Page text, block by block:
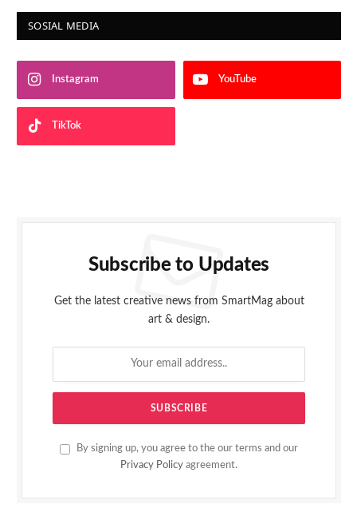
SOSIAL MEDIA
Instagram YouTube
TikTok
Subscribe to Updates
Get the latest creative news from SmartMag about
art & design.
By signing up, you agree to the our terms and our
Privacy Policy agreement.